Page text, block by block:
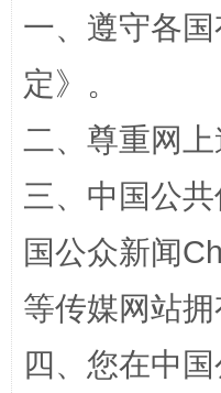
规模最大的光氢储
一、遵守各
定》。
二、尊重网
三、中国公
国公众新闻
等传媒网站
四、您在中